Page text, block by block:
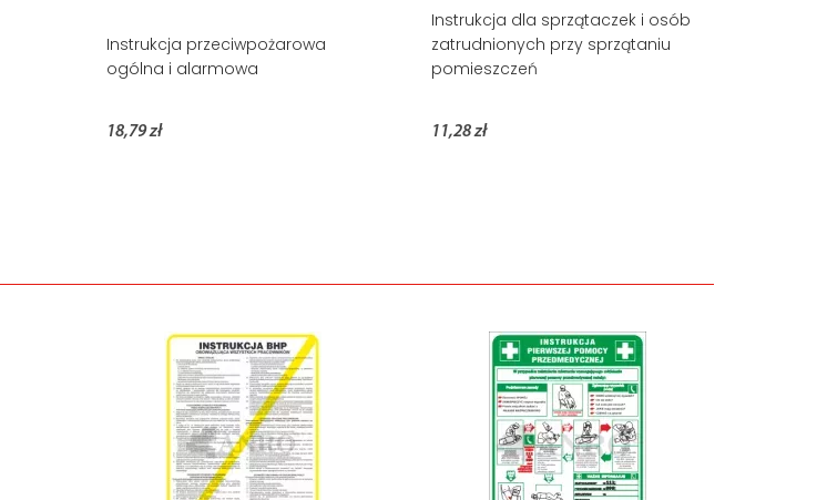
Instrukcja przeciwpożarowa
ogólna i alarmowa
18,79 zł
Instrukcja dla sprzątaczek i osób
zatrudnionych przy sprzątaniu
pomieszczeń
11,28 zł